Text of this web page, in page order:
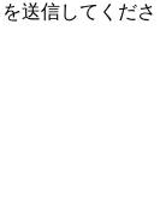
送信してくださ